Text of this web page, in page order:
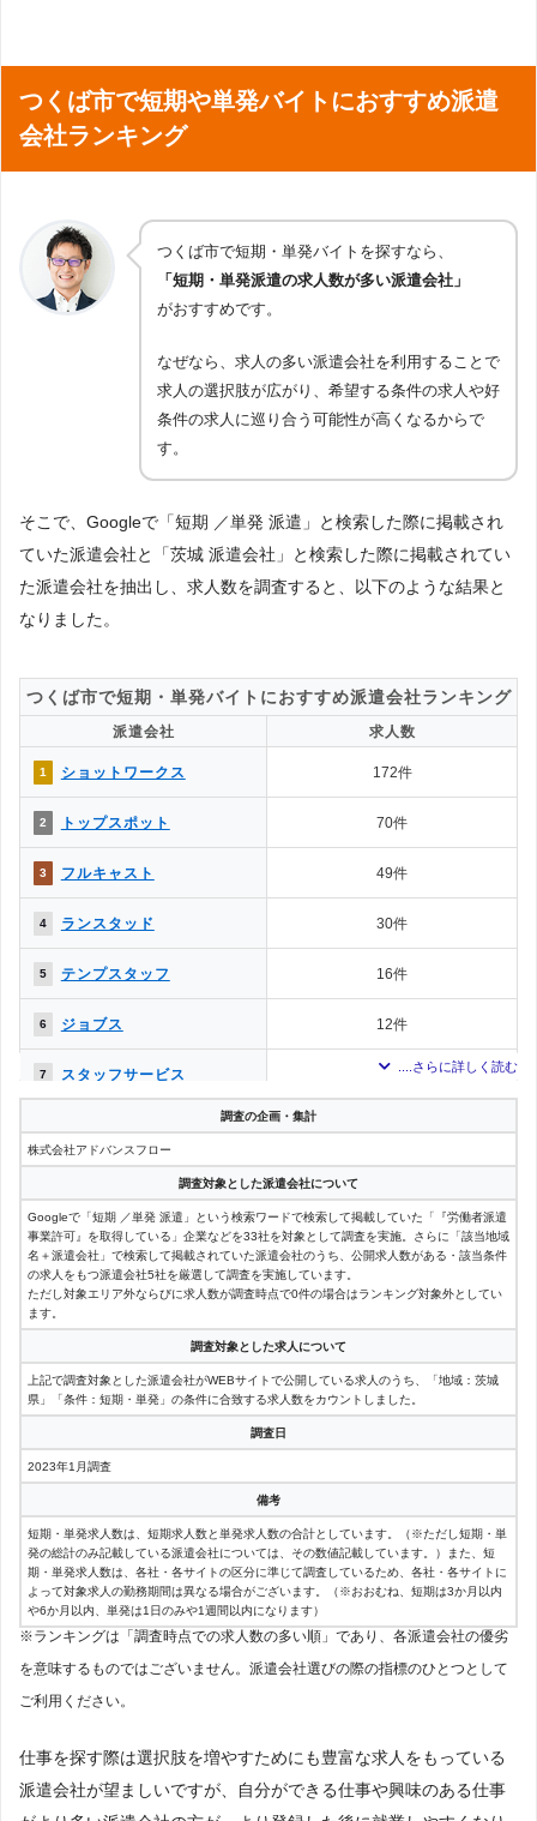
つくば市で短期や単発バイトにおすすめ派遣
会社ランキング
つくば市で短期・単発バイトを探すなら、
「短期・単発派遣の求人数が多い派遣会社」
がおすすめです。
なぜなら、求人の多い派遣会社を利用することで
求人の選択肢が広がり、希望する条件の求人や好
条件の求人に巡り合う可能性が高くなるからで
す。
そこで、Googleで「短期 ／単発 派遣」と検索した際に掲載され
ていた派遣会社と「茨城 派遣会社」と検索した際に掲載されてい
た派遣会社を抽出し、求人数を調査すると、以下のような結果と
なりました。
つくば市で短期・単発バイトにおすすめ派遣会社ランキング
派遣会社 求人数
1 ショットワークス 172件
2 トップスポット 70件
3 フルキャスト 49件
4 ランスタッド 30件
5 テンプスタッフ 16件
6 ジョブス 12件
7 スタッフサービス 10件
9
オープンループパートナー
ズ
3件
9 テクノ・サービス
9 株式会社インテック 3件
13 リクルートスタッフィング 2件
パーソルファクトリーパー
ウィルオブ 1件
15 マンパワー 1件
15 株式会社オンリーワン 1件
調査の企画・集計
株式会社アドバンスフロー
調査対象とした派遣会社について
Googleで「短期 ／単発 派遣」という検索ワードで検索して掲載していた「『労働者派遣
事業許可』を取得している」企業などを33社を対象として調査を実施。さらに「該当地域
名＋派遣会社」で検索して掲載されていた派遣会社のうち、公開求人数がある・該当条件
の求人をもつ派遣会社5社を厳選して調査を実施しています。
ただし対象エリア外ならびに求人数が調査時点で0件の場合はランキング対象外としてい
ます。
調査対象とした求人について
上記で調査対象とした派遣会社がWEBサイトで公開している求人のうち、「地域：茨城
県」「条件：短期・単発」の条件に合致する求人数をカウントしました。
調査日
2023年1月調査
備考
短期・単発求人数は、短期求人数と単発求人数の合計としています。（※ただし短期・単
発の総計のみ記載している派遣会社については、その数値記載しています。）また、短
期・単発求人数は、各社・各サイトの区分に準じて調査しているため、各社・各サイトに
よって対象求人の勤務期間は異なる場合がございます。（※おおむね、短期は3か月以内
や6か月以内、単発は1日のみや1週間以内になります）
※ランキングは「調査時点での求人数の多い順」であり、各派遣会社の優劣
を意味するものではございません。派遣会社選びの際の指標のひとつとして
ご利用ください。
仕事を探す際は選択肢を増やすためにも豊富な求人をもっている
派遣会社が望ましいですが、自分ができる仕事や興味のある仕事